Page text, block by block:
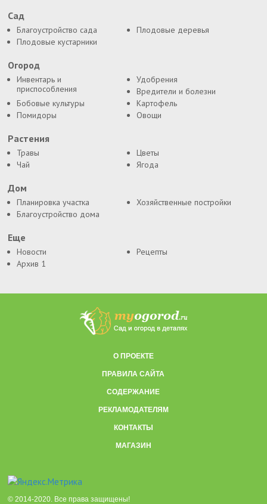
Сад
Благоустройство сада
Плодовые деревья
Плодовые кустарники
Огород
Инвентарь и
приспособления
Удобрения
Вредители и болезни
Бобовые культуры
Картофель
Помидоры
Овощи
Растения
Травы
Цветы
Чай
Ягода
Дом
Планировка участка
Хозяйственные постройки
Благоустройство дома
Еще
Новости
Рецепты
Архив 1
О ПРОЕКТЕ
ПРАВИЛА САЙТА
СОДЕРЖАНИЕ
РЕКЛАМОДАТЕЛЯМ
КОНТАКТЫ
МАГАЗИН
© 2014-2020. Все права защищены!